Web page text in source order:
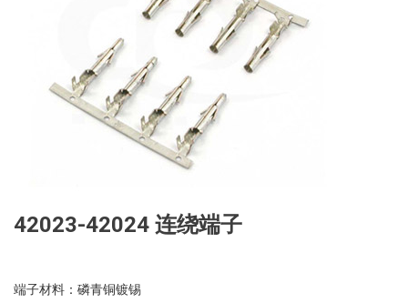
42023-42024 连绕端子
端子材料：磷青铜镀锡